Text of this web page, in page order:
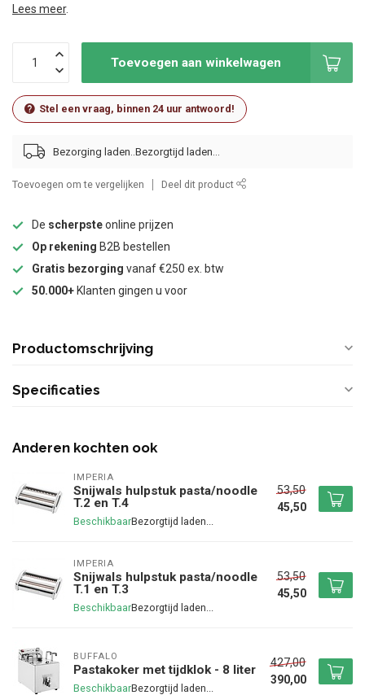
Lees meer.
Toevoegen aan winkelwagen
Stel een vraag, binnen 24 uur antwoord!
Bezorging laden..
Toevoegen om te vergelijken Deel dit product
De scherpsteonline prijzen
Op rekening B2B bestellen
Gratis bezorging vanaf €250 ex. btw
50.000+ Klanten gingen u voor
Productomschrijving
Specificaties
Anderen kochten ook
IMPERIA
Snijwals hulpstuk pasta/noodle
T.2 en T.4
Beschikbaar
53,50
45,50
IMPERIA
Snijwals hulpstuk pasta/noodle
T.1 en T.3
Beschikbaar
53,50
45,50
BUFFALO
Pastakoker met tijdklok - 8 liter
Beschikbaar
427,00
390,00